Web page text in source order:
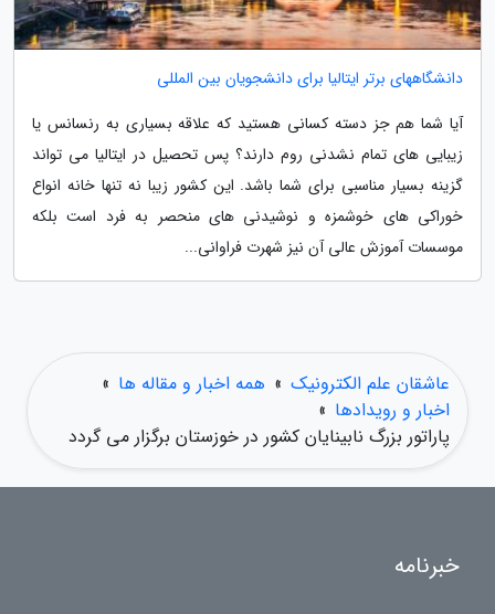
دانشگاههای برتر ایتالیا برای دانشجویان بین المللی
آیا شما هم جز دسته کسانی هستید که علاقه بسیاری به رنسانس یا
زیبایی های تمام نشدنی روم دارند؟ پس تحصیل در ایتالیا می تواند
گزینه بسیار مناسبی برای شما باشد. این کشور زیبا نه تنها خانه انواع
خوراکی های خوشمزه و نوشیدنی های منحصر به فرد است بلکه
موسسات آموزش عالی آن نیز شهرت فراوانی...
عاشقان علم الکترونیک » همه اخبار و مقاله ها »
اخبار و رویدادها »
پاراتور بزرگ نابینایان کشور در خوزستان برگزار می گردد
خبرنامه